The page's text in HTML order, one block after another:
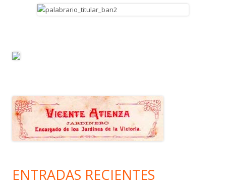
ENTRADAS RECIENTES